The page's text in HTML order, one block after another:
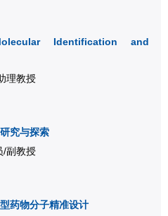
Identification and
理教授
究与探索
/副教授
药物分子精准设计